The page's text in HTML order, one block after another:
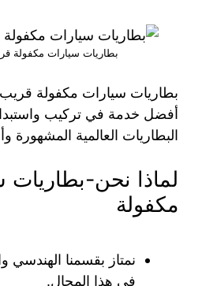
بطاريات سيارات مكفولة
بطاريات سيارات مكفولة
أفضل خدمة في تركيب
البطاريات العالمية المشهورة
لماذا نحن-بطاريات
مكفولة
نمتاز بقسمنا
في هذا المجال.